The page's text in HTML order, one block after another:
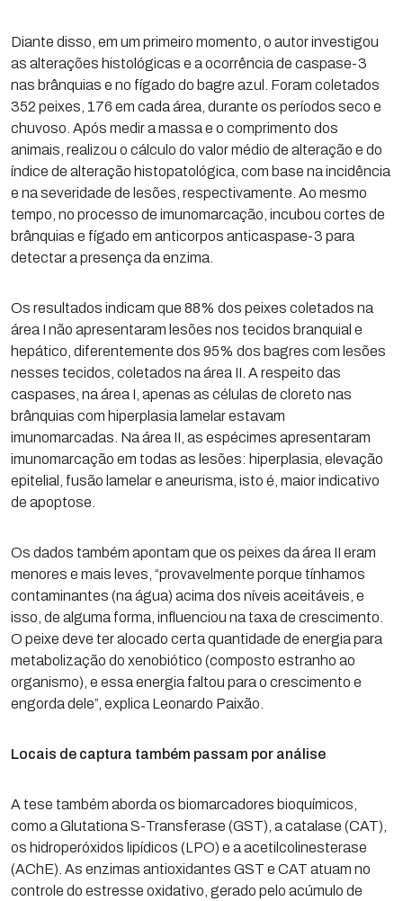
Diante disso, em um primeiro momento, o autor investigou
as alterações histológicas e a ocorrência de caspase-3
nas brânquias e no fígado do bagre azul. Foram coletados
352 peixes, 176 em cada área, durante os períodos seco e
chuvoso. Após medir a massa e o comprimento dos
animais, realizou o cálculo do valor médio de alteração e do
índice de alteração histopatológica, com base na incidência
e na severidade de lesões, respectivamente. Ao mesmo
tempo, no processo de imunomarcação, incubou cortes de
brânquias e fígado em anticorpos anticaspase-3 para
detectar a presença da enzima.
Os resultados indicam que 88% dos peixes coletados na
área I não apresentaram lesões nos tecidos branquial e
hepático, diferentemente dos 95% dos bagres com lesões
nesses tecidos, coletados na área II. A respeito das
caspases, na área I, apenas as células de cloreto nas
brânquias com hiperplasia lamelar estavam
imunomarcadas. Na área II, as espécimes apresentaram
imunomarcação em todas as lesões: hiperplasia, elevação
epitelial, fusão lamelar e aneurisma, isto é, maior indicativo
de apoptose.
Os dados também apontam que os peixes da área II eram
menores e mais leves, “provavelmente porque tínhamos
contaminantes (na água) acima dos níveis aceitáveis, e
isso, de alguma forma, influenciou na taxa de crescimento.
O peixe deve ter alocado certa quantidade de energia para
metabolização do xenobiótico (composto estranho ao
organismo), e essa energia faltou para o crescimento e
engorda dele”, explica Leonardo Paixão.
Locais de captura também passam por análise
A tese também aborda os biomarcadores bioquímicos,
como a Glutationa S-Transferase (GST), a catalase (CAT),
os hidroperóxidos lipídicos (LPO) e a acetilcolinesterase
(AChE). As enzimas antioxidantes GST e CAT atuam no
controle do estresse oxidativo, gerado pelo acúmulo de